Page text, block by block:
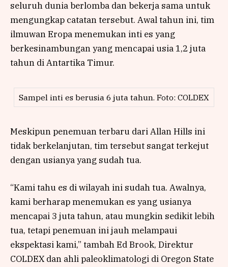
seluruh dunia berlomba dan bekerja sama untuk
mengungkap catatan tersebut. Awal tahun ini, tim
ilmuwan Eropa menemukan inti es yang
berkesinambungan yang mencapai usia 1,2 juta
tahun di Antartika Timur.
Sampel inti es berusia 6 juta tahun. Foto: COLDEX
Meskipun penemuan terbaru dari Allan Hills ini
tidak berkelanjutan, tim tersebut sangat terkejut
dengan usianya yang sudah tua.
“Kami tahu es di wilayah ini sudah tua. Awalnya,
kami berharap menemukan es yang usianya
mencapai 3 juta tahun, atau mungkin sedikit lebih
tua, tetapi penemuan ini jauh melampaui
ekspektasi kami,” tambah Ed Brook, Direktur
COLDEX dan ahli paleoklimatologi di Oregon State